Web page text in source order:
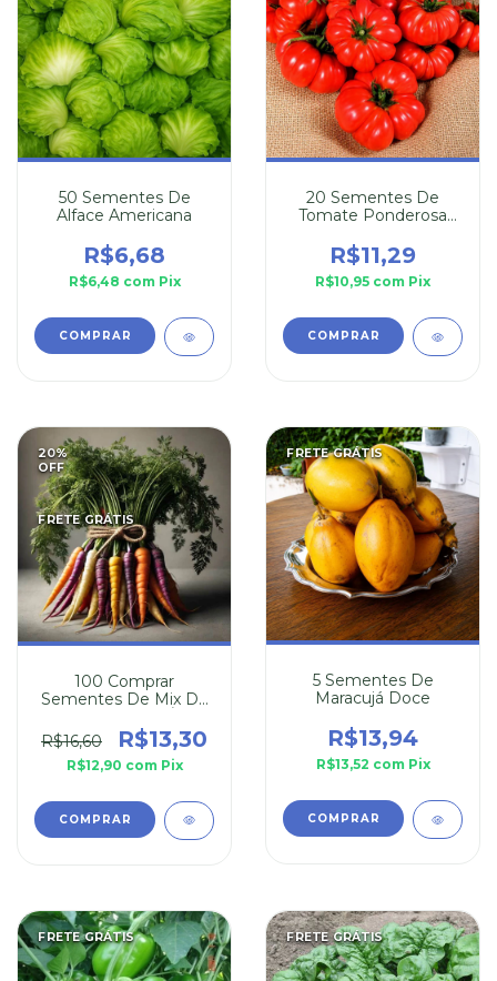
50 Sementes De
Alface Americana
R$6,68
R$6,48 com Pix
20 Sementes De
Tomate Ponderosa
R$11,29
R$10,95 com Pix
20%
OFF
FRETE GRÁTIS
100 Comprar
Sementes De Mix De
(Coloridas)
R$16,60 R$13,30
R$12,90 com Pix
FRETE GRÁTIS
5 Sementes De
Maracujá Doce
R$13,94
R$13,52 com Pix
FRETE GRÁTIS FRETE GRÁTIS